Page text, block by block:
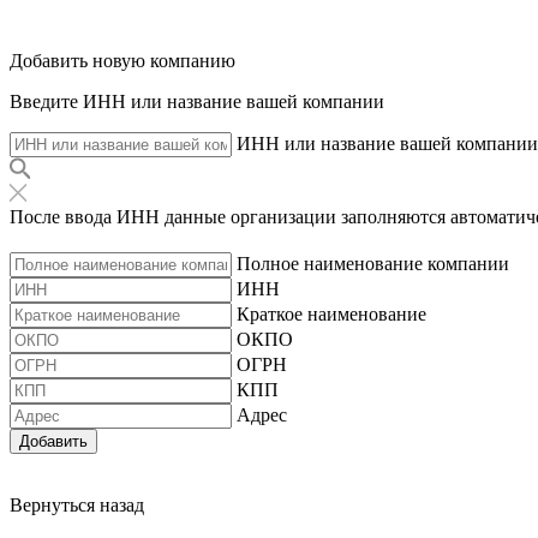
Добавить новую компанию
Введите ИНН или название вашей компании
ИНН или название вашей компании
После ввода ИНН данные организации заполняются
Полное наименование компании
ИНН
Краткое наименование
ОКПО
ОГРН
КПП
Адрес
Добавить
Вернуться назад